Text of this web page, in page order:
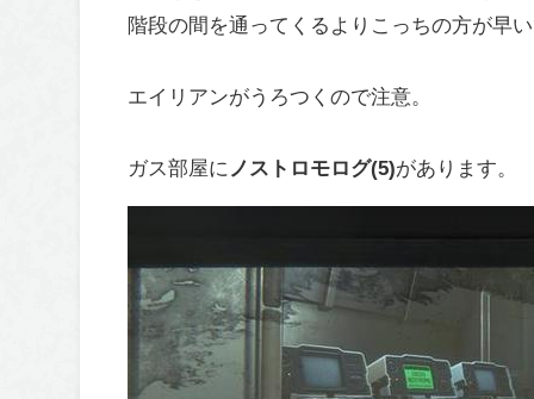
階段の間を通ってくるよりこっちの方が早い
エイリアンがうろつくので注意。
ガス部屋に ノストロモログ(5)があります。